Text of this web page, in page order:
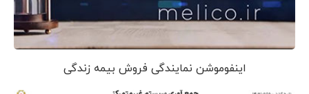
اینفوموشن نمایندگی فروش بیمه زندگی